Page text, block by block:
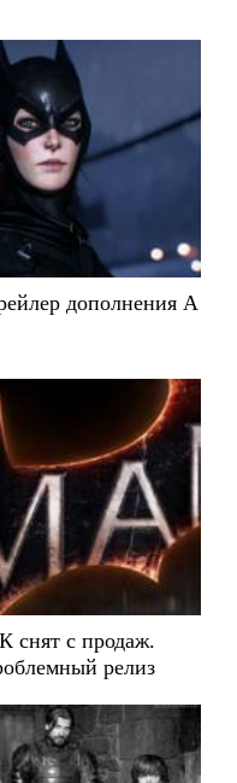
дополнения A
снят с продаж.
релиз